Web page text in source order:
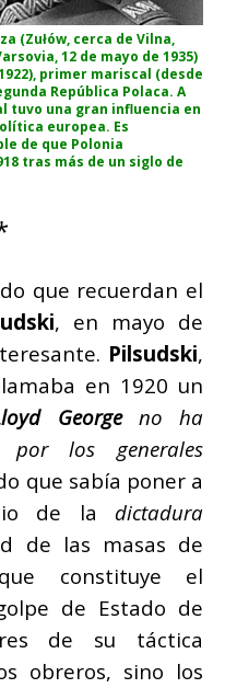
(Zułów, cerca de Vilna,
12 de mayo de 1935)
primer mariscal (desde
República Polaca. A
tuvo una gran influencia en
europea.​ Es
de que Polonia
tras más de un siglo de
que recuerdan el
, en mayo de
Pilsudski,
en 1920 un
Georgeno ha
por los generales
que sabía poner a
de la dictadura
de las masas de
constituye el
de Estado de
de su táctica
obreros, sino los